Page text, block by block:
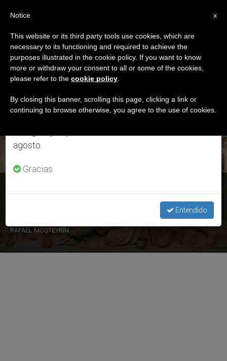
ETIQUETA
Posts Tagged ‘Jesús’
ÚLTIMAS NOTICIAS
RAFAEL MOSTEYRÍN
×
Aviso importante
Del 27 de julio al 7 de agosto haremos la pausa
anual, aprovechando que en el periodo de verano
se generan menos informaciones y también el
agosto.
Gracias.
Entendido
x
Notice
This website or its third party tools use cookies, which are
necessary to its functioning and required to achieve the
purposes illustrated in the cookie policy. If you want to know
more or withdraw your consent to all or some of the cookies,
please refer to the cookie policy
By closing this banner, scrolling this page, clicking a link or
continuing to browse otherwise, you agree to the use of cookies.